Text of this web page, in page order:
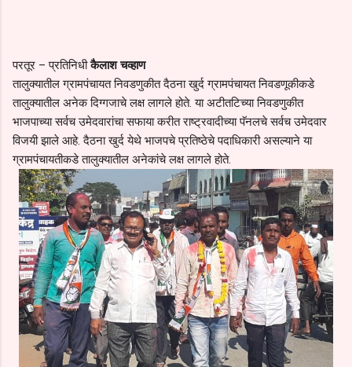
परतूर – प्रतिनिधीकैलाश चव्हाण
तालुक्यातील ग्रामपंचायत निवडणुकीत दैठना खुर्द ग्रामपंचायत निवडणूकीकडे
तालुक्यातील अनेक दिग्गजाचे लक्ष लागले होते. या अटीतटिच्या निवडणुकीत
भाजपाच्या सर्वच उमेदवारांचा सफाया करीत राष्ट्रवादीच्या पॅनलचे सर्वच उमेदवार
विजयी झाले आहे. दैठना खुर्द येथे भाजपचे प्रतिष्ठेचे पदाधिकारी असल्याने या
ग्रामपंचायतीकडे तालुक्यातील अनेकांचे लक्ष लागले होते.